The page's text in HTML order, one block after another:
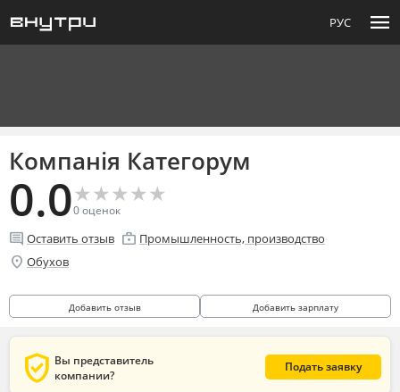
РУС menu
Компанія Категорум
0.0★
★★
★★
★★
★★
★
0оценок
comment Оставить отзыв enterprise Промышленность, производство
location_on Обухов
Добавить отзыв Добавить зарплату
verified_user Вы представитель
компании?
Подать заявку